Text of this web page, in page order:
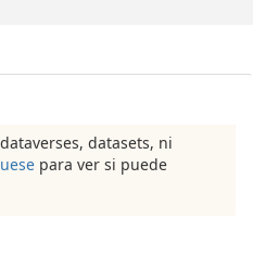
datasets, ni
para ver si puede